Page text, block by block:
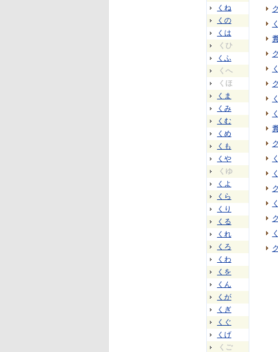
くね
くの
くは
くひ
くふ
くへ
くほ
くま
くみ
くむ
くめ
くも
くや
くゆ
くよ
くら
くり
くる
くれ
くろ
くわ
くを
くん
くが
くぎ
くぐ
くげ
くご